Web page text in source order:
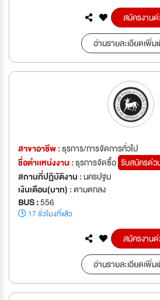
สมัครงาน
อ่านรายละเอียดเพิ่ม
สาขาอาชีพ :ธุรการ/การจัดการทั่วไป
ชื่อตำเเหน่งงาน :ธุรการจัดซื้อ รับสมัครด่ว
สถานที่ปฏิบัติงาน :นครปฐม
เงินเดือน(บาท) :ตามตกลง
BUS :556
17 ชั่วโมงที่แล้ว
สมัครงาน
อ่านรายละเอียดเพิ่ม